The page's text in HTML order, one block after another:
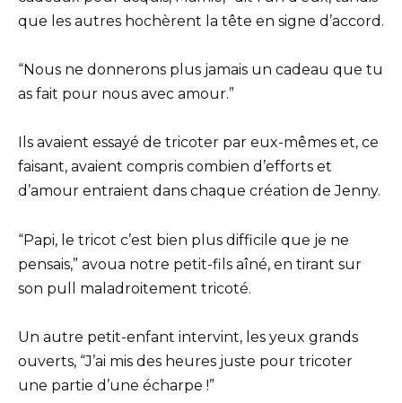
que les autres hochèrent la tête en signe d’accord.
“Nous ne donnerons plus jamais un cadeau que tu
as fait pour nous avec amour.”
Ils avaient essayé de tricoter par eux-mêmes et, ce
faisant, avaient compris combien d’efforts et
d’amour entraient dans chaque création de Jenny.
“Papi, le tricot c’est bien plus difficile que je ne
pensais,” avoua notre petit-fils aîné, en tirant sur
son pull maladroitement tricoté.
Un autre petit-enfant intervint, les yeux grands
ouverts, “J’ai mis des heures juste pour tricoter
une partie d’une écharpe !”